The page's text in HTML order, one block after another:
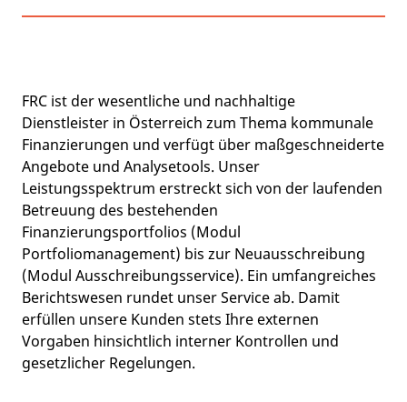
FRC ist der wesentliche und nachhaltige
Dienstleister in Österreich zum Thema kommunale
Finanzierungen und verfügt über maßgeschneiderte
Angebote und Analysetools. Unser
Leistungsspektrum erstreckt sich von der laufenden
Betreuung des bestehenden
Finanzierungsportfolios (Modul
Portfoliomanagement) bis zur Neuausschreibung
(Modul Ausschreibungsservice). Ein umfangreiches
Berichtswesen rundet unser Service ab. Damit
erfüllen unsere Kunden stets Ihre externen
Vorgaben hinsichtlich interner Kontrollen und
gesetzlicher Regelungen.